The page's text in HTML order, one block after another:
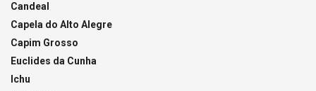
Candeal
Capela do Alto Alegre
Capim Grosso
Euclides da Cunha
Ichu